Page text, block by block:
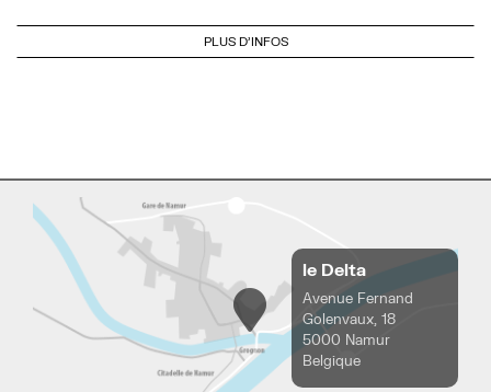
PLUS D'INFOS
le Delta
Avenue Fernand
Golenvaux, 18
5000 Namur
Belgique